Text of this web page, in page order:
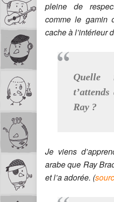
pleine de
comme le gamin
cache à l’intérieur
Quelle
Ray ?
Je viens
arabe que Ray
et l’a adorée. (